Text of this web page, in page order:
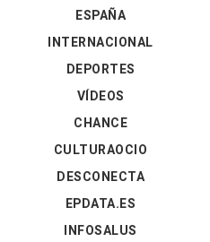
ESPAÑA
INTERNACIONAL
DEPORTES
VÍDEOS
CHANCE
CULTURAOCIO
DESCONECTA
EPDATA.ES
INFOSALUS